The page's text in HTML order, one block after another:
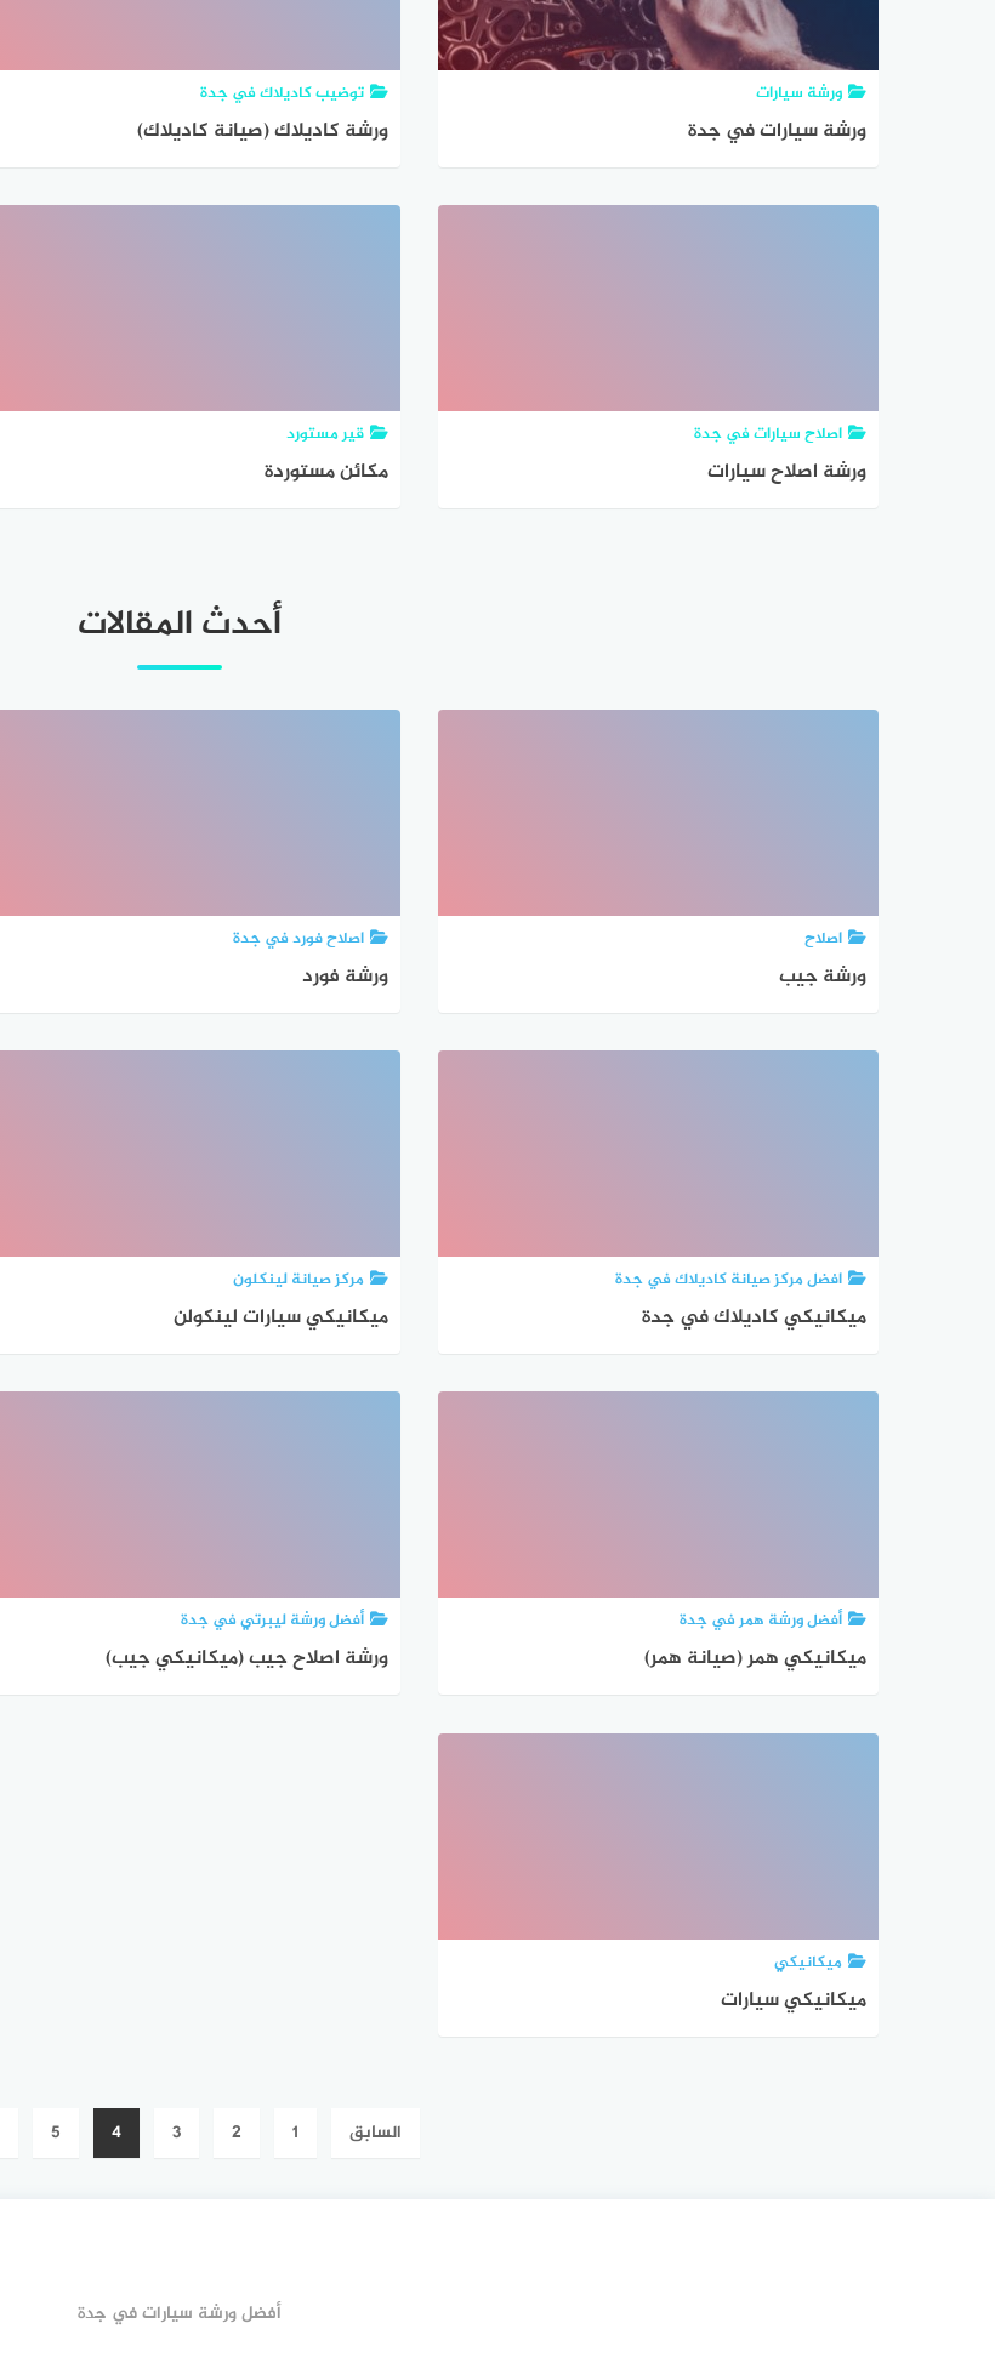
ورشة سيارات
ورشة سيارات في جدة
توضيب كاديلاك في جدة
ورشة كاديلاك (صيانة كاديلاك)
اصلاح سيارات في جدة
ورشة اصلاح سيارات
قير مستورد
مكائن مستوردة
أحدث المقالات
اصلاح
ورشة جيب
اصلاح فورد في جدة
ورشة فورد
افضل مركز صيانة كاديلاك في جدة
ميكانيكي كاديلاك في جدة
مركز صيانة لينكلون
ميكانيكي سيارات لينكولن
أفضل ورشة همر في جدة
ميكانيكي همر (صيانة همر)
أفضل ورشة ليبرتي في جدة
ورشة اصلاح جيب (ميكانيكي جيب)
ميكانيكي
ميكانيكي سيارات
السابق 1
2
3
4
5
أفضل ورشة سيارات في جدة